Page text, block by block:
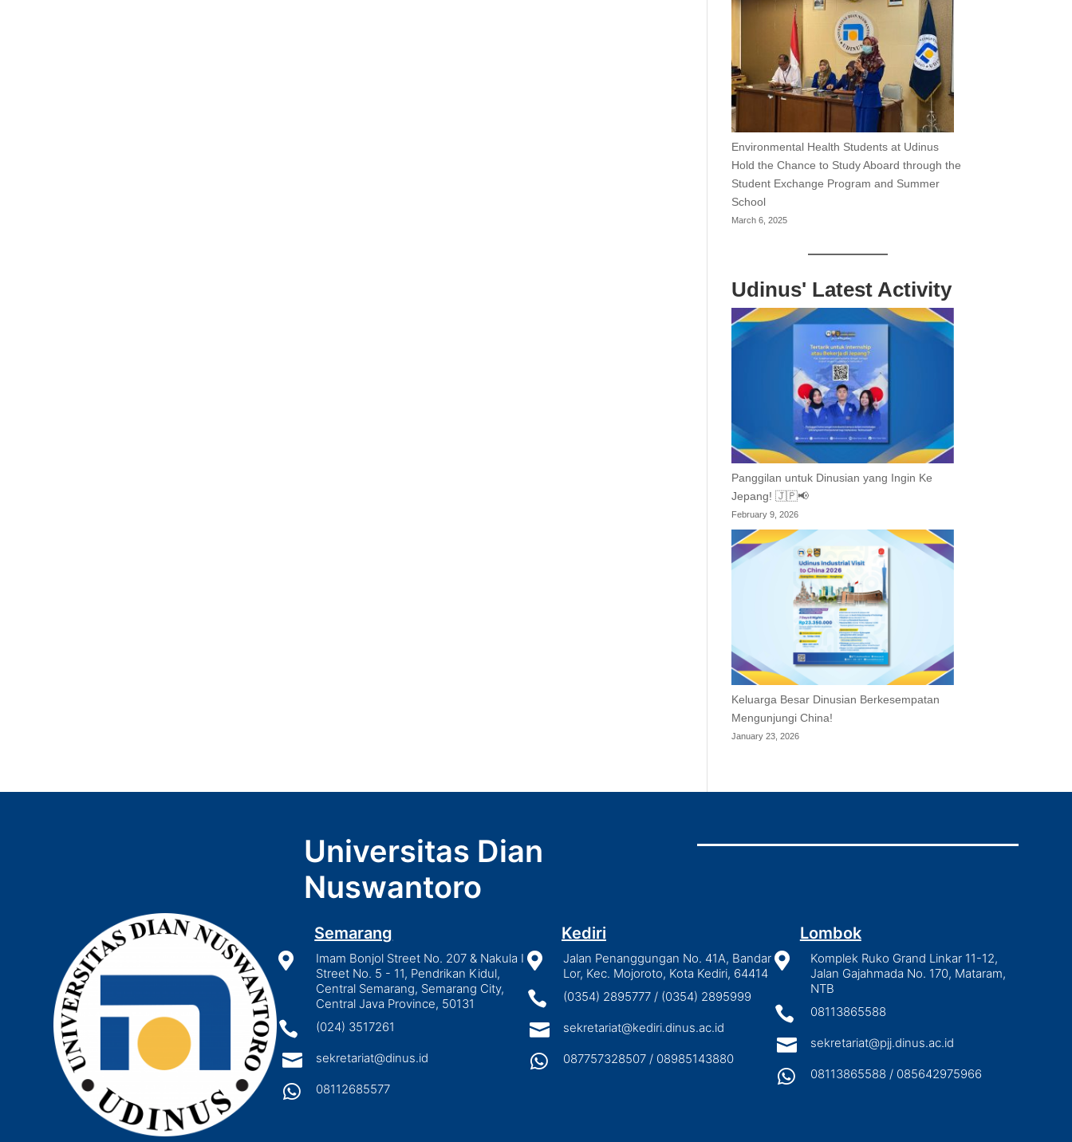
Environmental Health Students at Udinus
Hold the Chance to Study Aboard through the
Student Exchange Program and Summer
School
March 6, 2025
Udinus' Latest Activity
Panggilan untuk Dinusian yang Ingin Ke
Jepang! 🇯🇵📢
February 9, 2026
Keluarga Besar Dinusian Berkesempatan
Mengunjungi China!
January 23, 2026
Universitas Dian
Nuswantoro
Semarang

Imam Bonjol Street No. 207 & Nakula I
Street No. 5 - 11, Pendrikan Kidul,
Central Semarang, Semarang City,
Central Java Province, 50131
 (024) 3517261
 sekretariat@dinus.id
 08112685577
Kediri

Jalan Penanggungan No. 41A, Bandar
Lor, Kec. Mojoroto, Kota Kediri, 64414
 (0354) 2895777 / (0354) 2895999
 sekretariat@kediri.dinus.ac.id
 087757328507 / 08985143880
Lombok

Komplek Ruko Grand Linkar 11-12,
Jalan Gajahmada No. 170, Mataram,
NTB
 08113865588
 sekretariat@pjj.dinus.ac.id
 08113865588 / 085642975966